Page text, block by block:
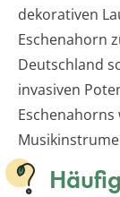
dekorativen
Eschenahorn
Deutschland
invasiven